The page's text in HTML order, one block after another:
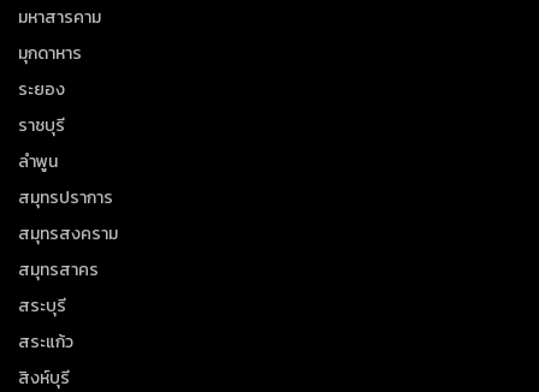
มหาสารคาม
มุกดาหาร
ระยอง
ราชบุรี
ลำพูน
สมุทรปราการ
สมุทรสงคราม
สมุทรสาคร
สระบุรี
สระแก้ว
สิงห์บุรี